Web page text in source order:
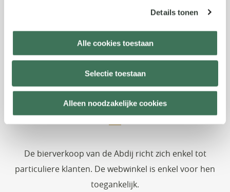
Details tonen
Alle cookies toestaan
Selectie toestaan
Alleen noodzakelijke cookies
Bierverkoop
De bierverkoop van de Abdij richt zich enkel tot
particuliere klanten. De webwinkel is enkel voor hen
toegankelijk.